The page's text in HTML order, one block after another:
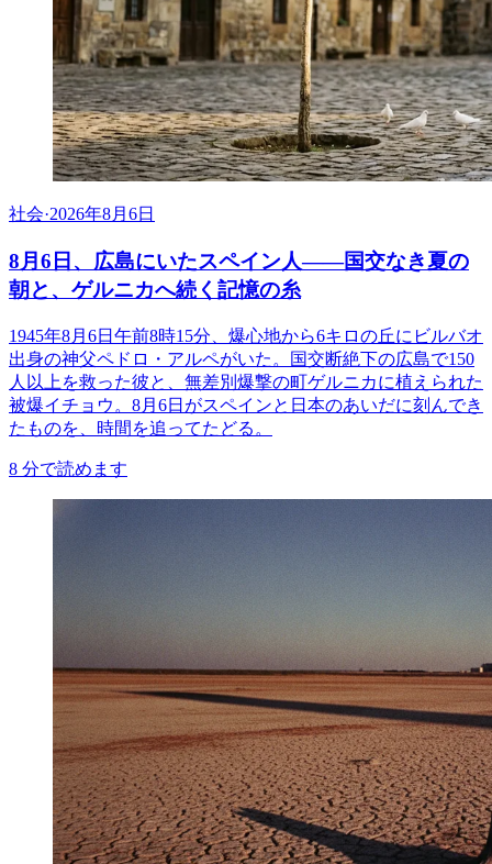
社会·2026年8月6日
8月6日、広島にいたスペイン人――国交なき夏の
朝と、ゲルニカへ続く記憶の糸
1945年8月6日午前8時15分、爆心地から6キロの丘にビルバオ
出身の神父ペドロ・アルペがいた。国交断絶下の広島で150
人以上を救った彼と、無差別爆撃の町ゲルニカに植えられた
被爆イチョウ。8月6日がスペインと日本のあいだに刻んでき
たものを、時間を追ってたどる。
8 分で読めます